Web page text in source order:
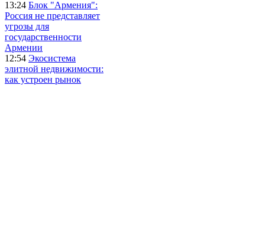
13:24 Блок "Армения":
Россия не представляет
угрозы для
государственности
Армении
12:54 Экосистема
элитной недвижимости:
как устроен рынок